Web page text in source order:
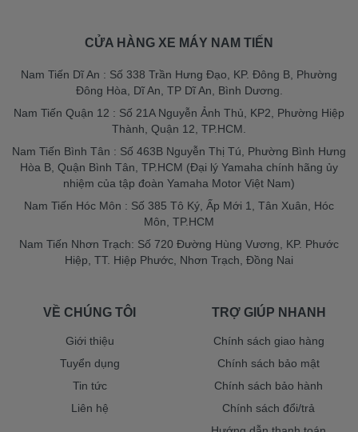
CỬA HÀNG XE MÁY NAM TIẾN
Nam Tiến Dĩ An : Số 338 Trần Hưng Đạo, KP. Đông B, Phường
Đông Hòa, Dĩ An, TP Dĩ An, Bình Dương.
Nam Tiến Quận 12 : Số 21A Nguyễn Ảnh Thủ, KP2, Phường Hiệp
Thành, Quận 12, TP.HCM.
Nam Tiến Bình Tân : Số 463B Nguyễn Thị Tú, Phường Bình Hưng
Hòa B, Quận Bình Tân, TP.HCM (Đại lý Yamaha chính hãng ủy
nhiệm của tập đoàn Yamaha Motor Việt Nam)
Nam Tiến Hóc Môn : Số 385 Tô Ký, Ấp Mới 1, Tân Xuân, Hóc
Môn, TP.HCM
Nam Tiến Nhơn Trạch: Số 720 Đường Hùng Vương, KP. Phước
Hiệp, TT. Hiệp Phước, Nhơn Trạch, Đồng Nai
VỀ CHÚNG TÔI
Giới thiệu
Tuyển dụng
Tin tức
Liên hệ
TRỢ GIÚP NHANH
Chính sách giao hàng
Chính sách bảo mật
Chính sách bảo hành
Chính sách đổi/trả